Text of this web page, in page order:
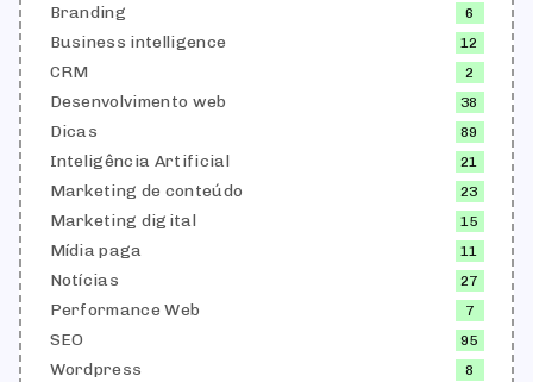
Branding 6
Business intelligence 12
CRM 2
Desenvolvimento web 38
Dicas 89
Inteligência Artificial 21
Marketing de conteúdo 23
Marketing digital 15
Mídia paga 11
Notícias 27
Performance Web 7
SEO 95
Wordpress 8